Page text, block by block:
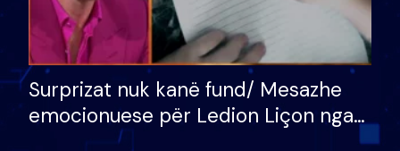
Surprizat nuk kanë fund/ Mesazhe
emocionuese për Ledion Liçon nga
nëna dhe fëmijët e tij, moderatori